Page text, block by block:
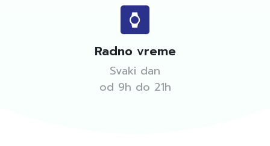
Radno vreme
Svaki dan
od 9h do 21h